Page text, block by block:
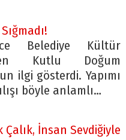
Belediye Kültür
Kutlu Doğum
ilgi gösterdi. Yapımı
böyle anlamlı…
İnsan Sevdiğiyle